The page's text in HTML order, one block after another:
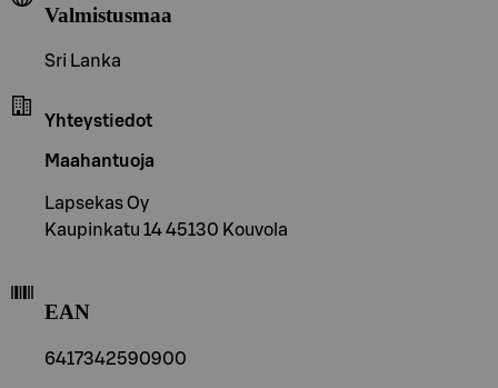
Valmistusmaa
Sri Lanka
Yhteystiedot
Maahantuoja
Lapsekas Oy
Kaupinkatu 14 45130 Kouvola
EAN
6417342590900